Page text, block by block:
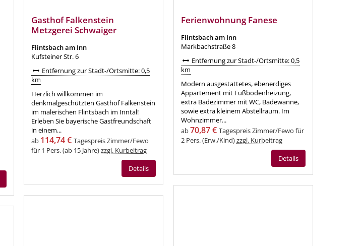
Gasthof Falkenstein
Metzgerei Schwaiger
Flintsbach am Inn
Kufsteiner Str. 6
Entfernung zur Stadt-/Ortsmitte: 0,5
km
Herzlich willkommen im
denkmalgeschützten Gasthof Falkenstein
im malerischen Flintsbach im Inntal!
Erleben Sie bayerische Gastfreundschaft
in einem...
ab 114,74 € Tagespreis Zimmer/Fewo
für 1 Pers. (ab 15 Jahre)zzgl. Kurbeitrag
Details
Ferienwohnung Fanese
Flintsbach am Inn
Markbachstraße 8
Entfernung zur Stadt-/Ortsmitte: 0,5
km
Modern ausgestattetes, ebenerdiges
Appartement mit Fußbodenheizung,
extra Badezimmer mit WC, Badewanne,
sowie extra kleinem Abstellraum. Im
Wohnzimmer...
ab70,87 € Tagespreis Zimmer/Fewo für
2 Pers. (Erw./Kind)zzgl. Kurbeitrag
Details